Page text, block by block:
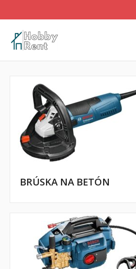
Dom
Záhrada
DETI
Blog
BRÚSKA NA BETÓN